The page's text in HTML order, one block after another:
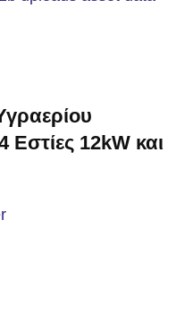
Εστίες 12kW και